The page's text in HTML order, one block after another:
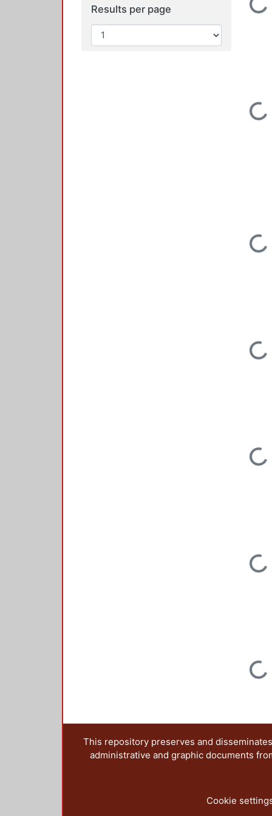
Results per page
Loading...
Loading...
Loading...
Loading...
Loading...
Loading...
This repository preserves and
administrative and graphic documents
Cookie